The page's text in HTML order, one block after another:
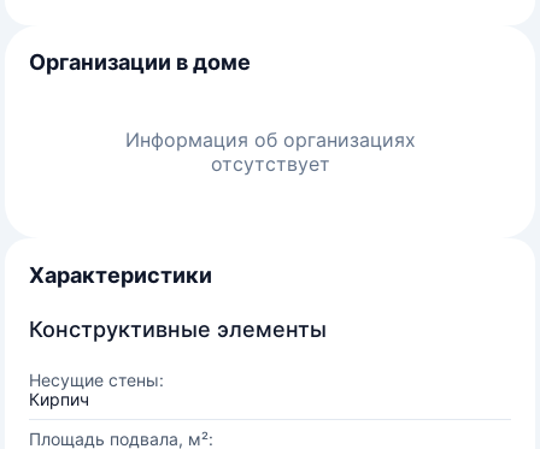
Организации в доме
Информация об организациях
отсутствует
Характеристики
Конструктивные элементы
Несущие стены:
Кирпич
Площадь подвала, м²: